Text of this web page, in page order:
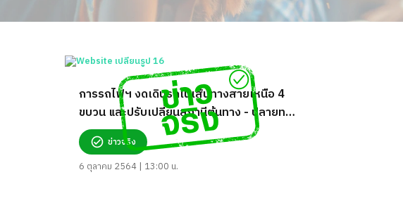
การรถไฟฯ งดเดินรถในเส้นทางสายเหนือ 4
ขบวน และปรับเปลี่ยนสถานีต้นทาง - ปลายทาง
8 ขบวน เป็นการชั่วคราว จริงหรือ?
ข่าวจริง
6 ตุลาคม 2564 | 13:00 น.